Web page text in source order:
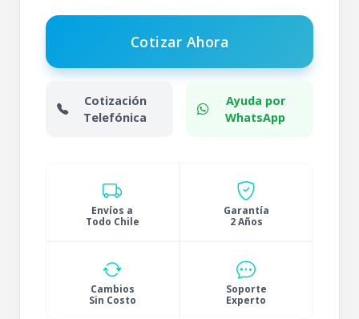
Cotizar Ahora
Cotización
Telefónica
Ayuda por
WhatsApp
Envíos a
Todo Chile
Garantía
2 Años
Cambios
Sin Costo
Soporte
Experto